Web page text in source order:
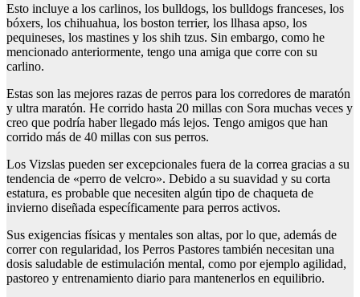
Esto incluye a los carlinos, los bulldogs, los bulldogs franceses, los
bóxers, los chihuahua, los boston terrier, los llhasa apso, los
pequineses, los mastines y los shih tzus. Sin embargo, como he
mencionado anteriormente, tengo una amiga que corre con su
carlino.
Estas son las mejores razas de perros para los corredores de maratón
y ultra maratón. He corrido hasta 20 millas con Sora muchas veces y
creo que podría haber llegado más lejos. Tengo amigos que han
corrido más de 40 millas con sus perros.
Los Vizslas pueden ser excepcionales fuera de la correa gracias a su
tendencia de «perro de velcro». Debido a su suavidad y su corta
estatura, es probable que necesiten algún tipo de chaqueta de
invierno diseñada específicamente para perros activos.
Sus exigencias físicas y mentales son altas, por lo que, además de
correr con regularidad, los Perros Pastores también necesitan una
dosis saludable de estimulación mental, como por ejemplo agilidad,
pastoreo y entrenamiento diario para mantenerlos en equilibrio.